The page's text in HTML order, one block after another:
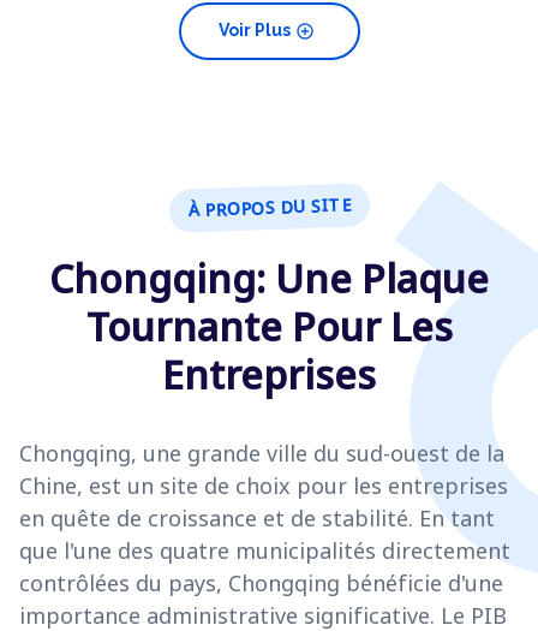
add_circle
Voir Plus
À PROPOS DU SITE
Chongqing: Une Plaque
Tournante Pour Les
Entreprises
Chongqing, une grande ville du sud-ouest de la
Chine, est un site de choix pour les entreprises
en quête de croissance et de stabilité. En tant
que l'une des quatre municipalités directement
contrôlées du pays, Chongqing bénéficie d'une
importance administrative significative. Le PIB